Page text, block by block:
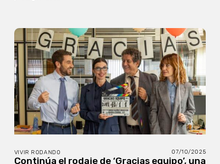
VIVIR RODANDO 07/10/2025
Continúa el rodaje de ‘Gracias equipo’, una